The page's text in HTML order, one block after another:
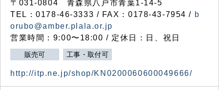
〒031-0804 青森県八戸市青葉1-14-5
TEL：0178-46-3333 / FAX：0178-43-7954 / b
orubo@amber.plala.or.jp
営業時間：9:00〜18:00 / 定休日：日、祝日
販売可 工事・取付可
http://itp.ne.jp/shop/KN0200060600049666/